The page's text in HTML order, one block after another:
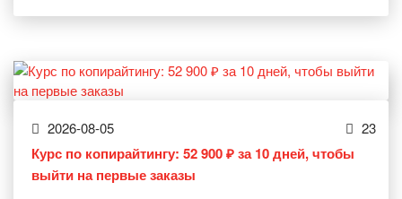
2026-08-05 23
Курс по копирайтингу: 52 900 ₽ за 10 дней, чтобы
выйти на первые заказы